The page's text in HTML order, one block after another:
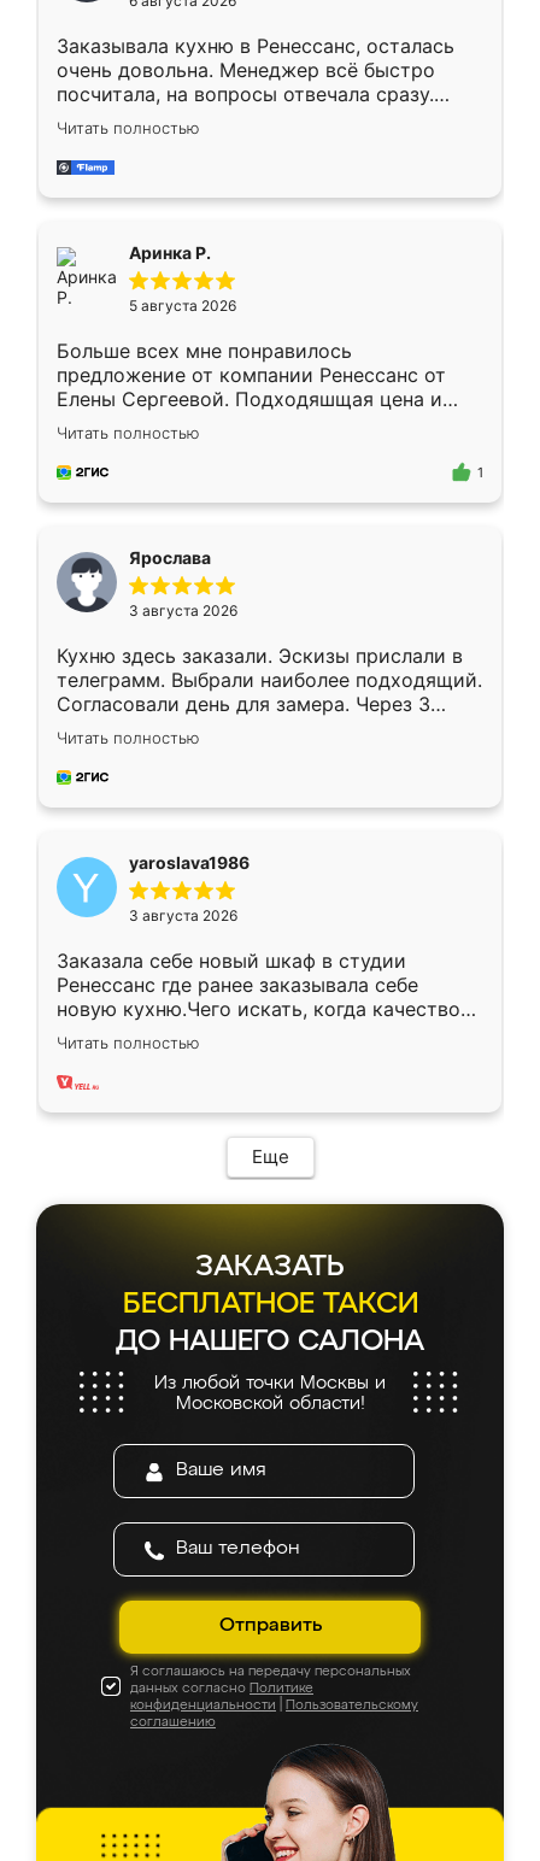
мебели буду заказывать только здесь.
Заказывала кухню в Ренессанс, осталась
очень довольна. Менеджер всё быстро
посчитала, на вопросы отвечала сразу.
Замерщик приехал в субботу, подошёл к
делу со всей ответственностью. Собрали
за день, ребята работали аккуратно, даже
Читать полностью
Аринка Р.
5 августа 2026
Больше всех мне понравилось
предложение от компании Ренессанс от
Елены Сергеевой. Подходяшщая цена и
короткие сроки изготовления. Приехавший
для замера сотрудник Владислав
предложил по моему эскизу самый
Читать полностью
1
Ярослава
3 августа 2026
Кухню здесь заказали. Эскизы прислали в
телеграмм. Выбрали наиболее подходящий.
Согласовали день для замера. Через 3
недели кухня была уже готова. Остались
довольны работой. Спасибо Ренессанс
мебель за качественную работу!
Читать полностью
yaroslava1986
3 августа 2026
Заказала себе новый шкаф в студии
Ренессанс где ранее заказывала себе
новую кухню.Чего искать, когда качеством
вполне довольна. Служит кухня уже почти
два года, нареканий нет.
Читать полностью
Еще
ЗАКАЗАТЬ
БЕСПЛАТНОЕ ТАКСИ
ДО НАШЕГО САЛОНА
Из любой точки Москвы и
Московской области!
Отправить
Я соглашаюсь на передачу персональных
данных согласно Политике
конфиденциальности
Пользовательскому
соглашению